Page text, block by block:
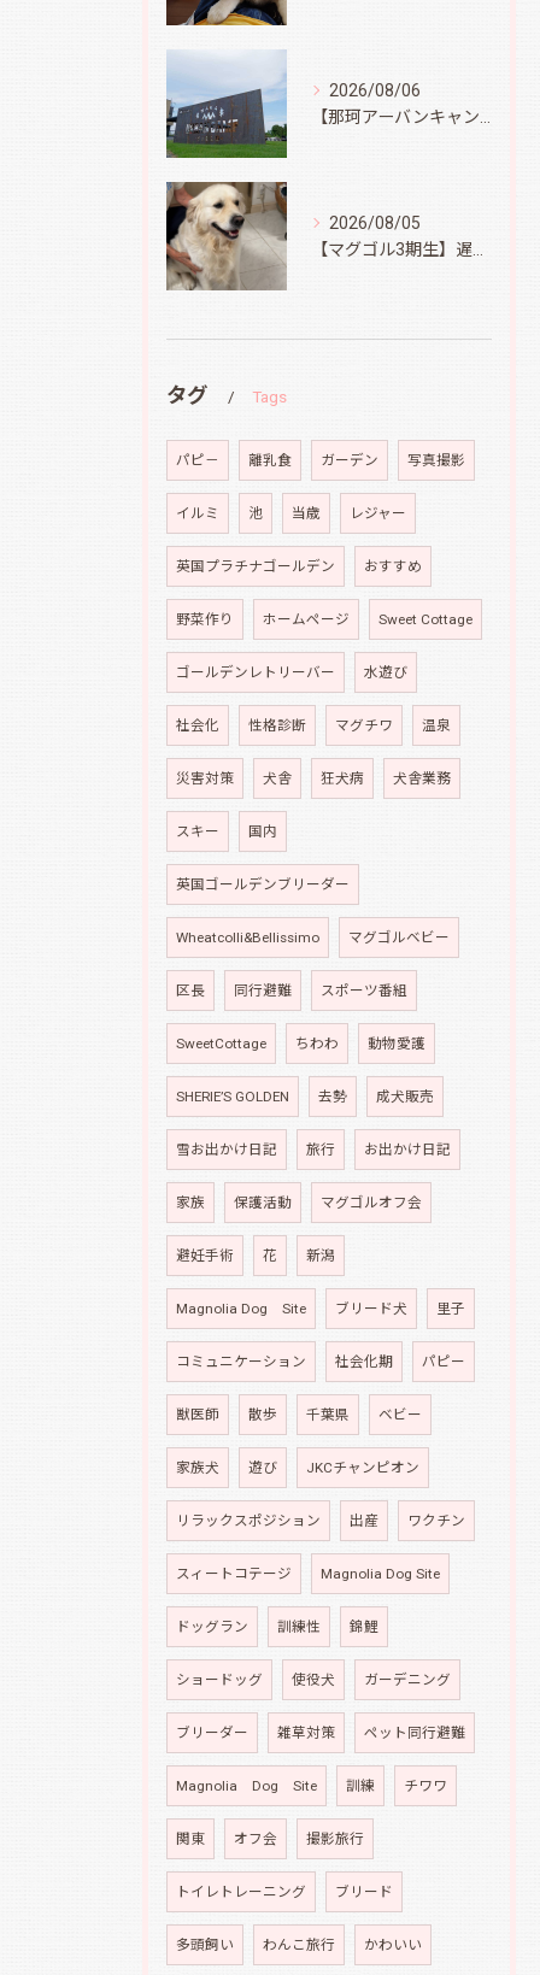
2026/08/06
2026/08/05
タグ Tags
パピ－ 離乳食 ガーデン 写真撮影
イルミ 池 当歳 レジャー
英国プラチナゴールデン おすすめ
野菜作り ホームページ Sweet Cottage
ゴールデンレトリーバー 水遊び
社会化 性格診断 マグチワ 温泉
災害対策 犬舎 狂犬病 犬舎業務
スキー 国内
英国ゴールデンブリーダー
Wheatcolli&Bellissimo マグゴルベビー
区長 同行避難 スポーツ番組
SweetCottage ちわわ 動物愛護
SHERIE’S GOLDEN 去勢 成犬販売
雪お出かけ日記 旅行 お出かけ日記
家族 保護活動 マグゴルオフ会
避妊手術 花 新潟
Magnolia Dog Site ブリード犬 里子
コミュニケーション 社会化期 パピー
獣医師 散歩 千葉県 ベビー
家族犬 遊び JKCチャンピオン
リラックスポジション 出産 ワクチン
スィートコテージ Magnolia Dog Site
ドッグラン 訓練性 錦鯉
ショードッグ 使役犬 ガーデニング
ブリーダー 雑草対策 ペット同行避難
Magnolia Dog Site 訓練 チワワ
関東 オフ会 撮影旅行
トイレトレーニング ブリード
多頭飼い わんこ旅行 かわいい